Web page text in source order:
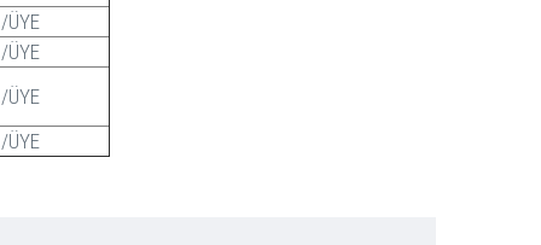
ÜYE
ÜYE
ÜYE
ÜYE